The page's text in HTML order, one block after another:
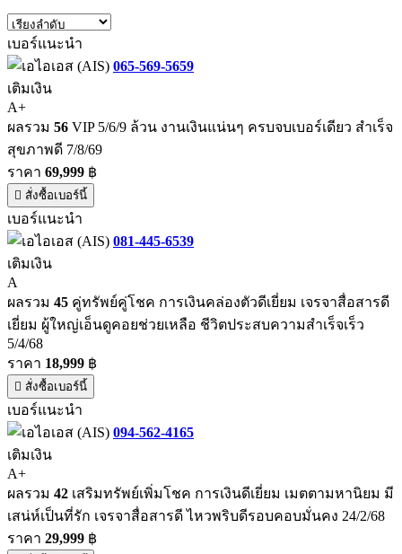
เบอร์แนะนำ
065-569-5659
เติมเงิน
A+
ผลรวม 56 VIP 5/6/9 ล้วน งานเงินแน่นๆ ครบจบเบอร์เดียว สำเร็จ
สุขภาพดี 7/8/69
ราคา 69,999 ฿
สั่งซื้อเบอร์นี้
เบอร์แนะนำ
081-445-6539
เติมเงิน
A
ผลรวม 45 คู่ทรัพย์คู่โชค การเงินคล่องตัวดีเยี่ยม เจรจาสื่อสารดี
เยี่ยม ผู้ใหญ่เอ็นดูคอยช่วยเหลือ ชีวิตประสบความสำเร็จเร็ว
5/4/68
ราคา 18,999 ฿
สั่งซื้อเบอร์นี้
เบอร์แนะนำ
094-562-4165
เติมเงิน
A+
ผลรวม 42 เสริมทรัพย์เพิ่มโชค การเงินดีเยี่ยม เมตตามหานิยม มี
เสน่ห์เป็นที่รัก เจรจาสื่อสารดี ไหวพริบดีรอบคอบมั่นคง 24/2/68
ราคา 29,999 ฿